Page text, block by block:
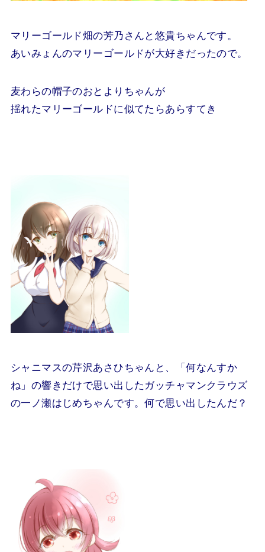
マリーゴールド畑の芳乃さんと悠貴ちゃんです。
あいみょんのマリーゴールドが大好きだったので。
麦わらの帽子のおとよりちゃんが
揺れたマリーゴールドに似てたらあらすてき
シャニマスの芹沢あさひちゃんと、「何なんすか
ね」の響きだけで思い出したガッチャマンクラウズ
の一ノ瀬はじめちゃんです。何で思い出したんだ？